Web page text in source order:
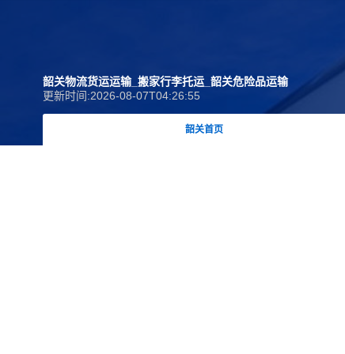
韶关物流货运运输_搬家行李托运_韶关危险品运输
更新时间:2026-08-07T04:26:55
韶关首页